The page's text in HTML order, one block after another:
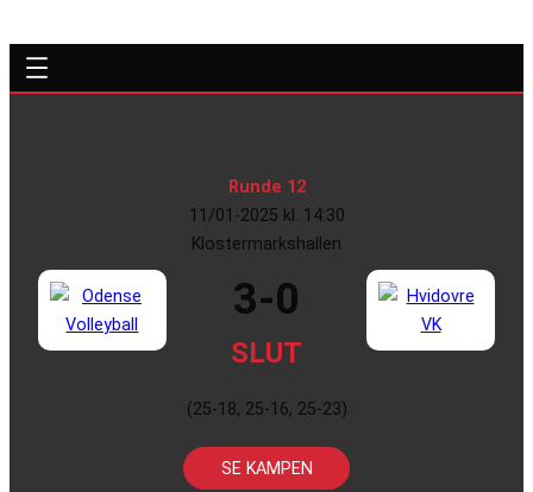
Runde 12
11/01-2025 kl. 14:30
Klostermarkshallen
3-0
SLUT
(25-18, 25-16, 25-23)
SE KAMPEN